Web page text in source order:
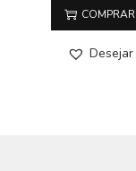
COMPRAR
Desejar